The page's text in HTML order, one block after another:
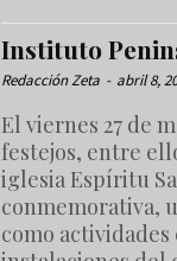
Instituto
Redacción Zeta - abril 8,
El viernes 27 de
festejos, entre
iglesia Espíritu
conmemorativa,
como